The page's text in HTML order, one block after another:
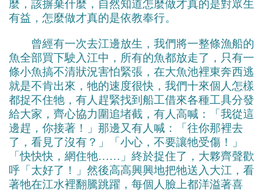
麼，該摒棄什麼，自然知道怎麼做才真的是對眾生
有益，怎麼做才真的是依教奉行。
曾經有一次去江邊放生，我們將一整條漁船的
魚全部買下駛入江中，所有的魚都放走了，只有一
條小魚搞不清狀況害怕緊張，在大魚池裡東奔西逃
就是不肯出來，牠的速度很快，我們十來個人怎樣
都捉不住牠，有人趕緊找到船工借來各種工具分發
給大家，齊心協力圍追堵截，有人高喊：「我從這
邊趕，你接著！」那邊又有人喊：「往你那裡去
了，看見了沒有？」「小心，不要讓牠受傷！」
「快快快，網住牠……」終於捉住了，大夥齊聲歡
呼「太好了！」然後高高興興地把牠送入大江，看
著牠在江水裡翻騰跳躍，每個人臉上都洋溢著喜